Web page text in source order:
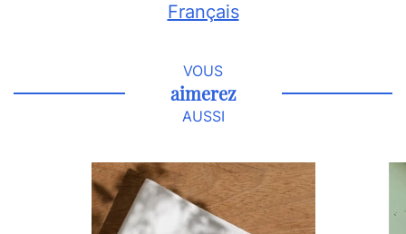
Français
VOUS
aimerez
AUSSI